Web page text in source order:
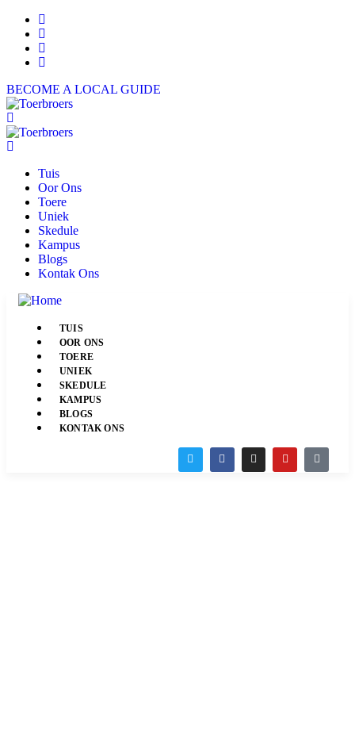
BECOME A LOCAL GUIDE
Tuis
Oor Ons
Toere
Uniek
Skedule
Kampus
Blogs
Kontak Ons
TUIS
OOR ONS
TOERE
UNIEK
SKEDULE
KAMPUS
BLOGS
KONTAK ONS